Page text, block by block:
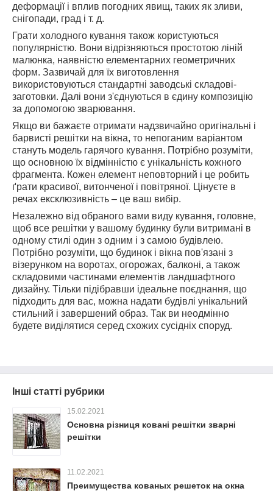
деформації і вплив погодних явищ, таких як зливи,
снігопади, град і т. д.
Грати холодного кування також користуються
популярністю. Вони відрізняються простотою ліній
малюнка, наявністю елементарних геометричних
форм. Зазвичай для їх виготовлення
використовуються стандартні заводські складові-
заготовки. Далі вони з'єднуються в єдину композицію
за допомогою зварювання.
Якщо ви бажаєте отримати надзвичайно оригінальні і
барвисті решітки на вікна, то непоганим варіантом
стануть модель гарячого кування. Потрібно розуміти,
що основною їх відмінністю є унікальність кожного
фрагмента. Кожен елемент неповторний і це робить
ґрати красивої, витонченої і повітряної. Цінуєте в
речах ексклюзивність – це ваш вибір.
Незалежно від обраного вами виду кування, головне,
щоб все решітки у вашому будинку були витримані в
одному стилі один з одним і з самою будівлею.
Потрібно розуміти, що будинок і вікна пов'язані з
візерунком на воротах, огорожах, балконі, а також
складовими частинами елементів ландшафтного
дизайну. Тільки підібравши ідеальне поєднання, що
підходить для вас, можна надати будівлі унікальний
стильний і завершений образ. Так ви неодмінно
будете виділятися серед схожих сусідніх споруд.
Інші статті рубрики
15.02.2021
Основна різниця ковані решітки зварні
решітки
11.02.2021
Преимущества кованых решеток на окна